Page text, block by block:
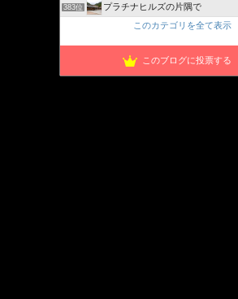
383位
プラチナヒルズの片隅で
このカテゴリを全て表示
このブログに投票する